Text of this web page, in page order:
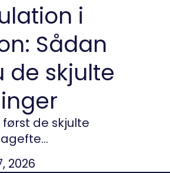
i
Sådan
de skjulte
de skjulte
2026